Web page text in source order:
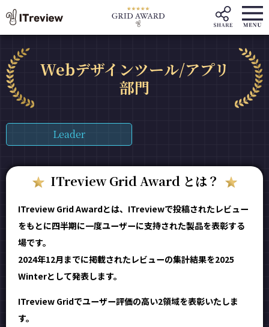
Webデザインツール/アプリ
部門
Leader
ITreview Grid Award とは？
ITreview Grid Awardとは、ITreviewで投稿されたレビュー
をもとに四半期に一度ユーザーに支持された製品を表彰する
場です。
2024年12月までに掲載されたレビューの集計結果を2025
Winterとして発表します。
ITreview Gridでユーザー評価の高い2領域を表彰いたしま
す。